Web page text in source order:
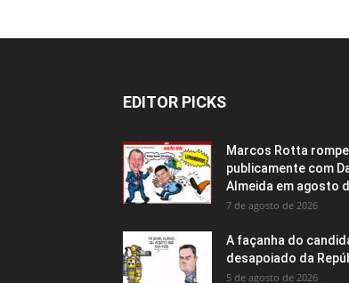
EDITOR PICKS
Marcos Rotta
publicamente com
Almeida em agosto
7 de agosto de 2026
A façanha do
desapoiado da
5 de agosto de 2026